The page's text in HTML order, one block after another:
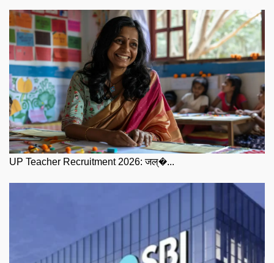
UP Teacher Recruitment 2026: जल्�...